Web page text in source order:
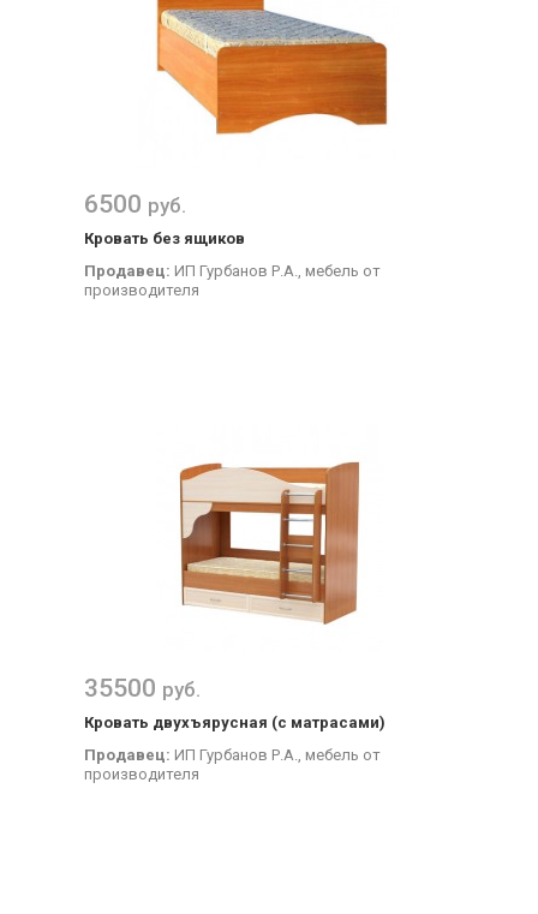
6500 руб.
Кровать без ящиков
Продавец: ИП Гурбанов Р.А., мебель от
производителя
35500 руб.
Кровать двухъярусная (с матрасами)
Продавец: ИП Гурбанов Р.А., мебель от
производителя